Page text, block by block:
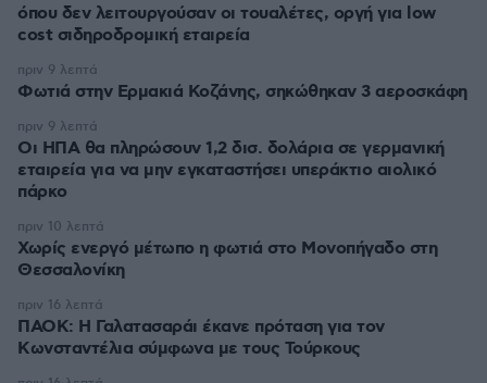
όπου δεν λειτουργούσαν οι τουαλέτες, οργή για low
cost σιδηροδρομική εταιρεία
Φωτιά στην Ερμακιά Κοζάνης, σηκώθηκαν 3 αεροσκάφη
πριν 9 λεπτά
Οι ΗΠΑ θα πληρώσουν 1,2 δισ. δολάρια σε γερμανική
εταιρεία για να μην εγκαταστήσει υπεράκτιο αιολικό
πάρκο
πριν 9 λεπτά
Χωρίς ενεργό μέτωπο η φωτιά στο Μονοπήγαδο στη
Θεσσαλονίκη
πριν 10 λεπτά
ΠΑΟΚ: Η Γαλατασαράι έκανε πρόταση για τον
Κωνσταντέλια σύμφωνα με τους Τούρκους
πριν 16 λεπτά